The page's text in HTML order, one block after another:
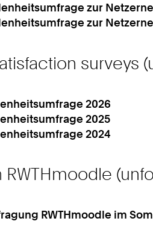
zur
zur
surveys
2026
2025
2024
RWTHmoodle im